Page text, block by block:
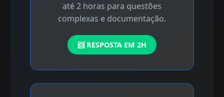
até 2 horas para questões
complexas e documentação.
📨 RESPOSTA EM 2H